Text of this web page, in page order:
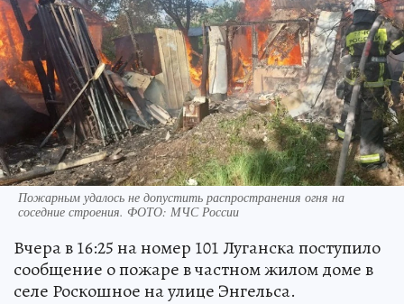
Пожарным удалось не допустить распространения огня на
соседние строения. ФОТО: МЧС России
Вчера в 16:25 на номер 101 Луганска поступило
сообщение о пожаре в частном жилом доме в
селе Роскошное на улице Энгельса.